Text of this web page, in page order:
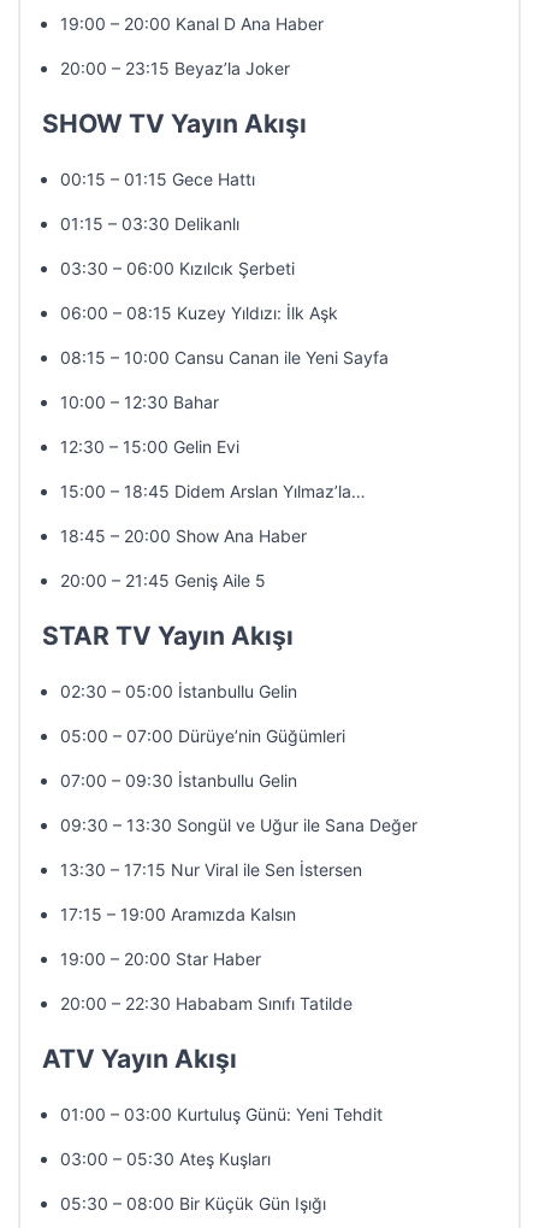
19:00 – 20:00 Kanal D Ana Haber
20:00 – 23:15 Beyaz’la Joker
SHOW TV Yayın Akışı
00:15 – 01:15 Gece Hattı
01:15 – 03:30 Delikanlı
03:30 – 06:00 Kızılcık Şerbeti
06:00 – 08:15 Kuzey Yıldızı: İlk Aşk
08:15 – 10:00 Cansu Canan ile Yeni Sayfa
10:00 – 12:30 Bahar
12:30 – 15:00 Gelin Evi
15:00 – 18:45 Didem Arslan Yılmaz’la…
18:45 – 20:00 Show Ana Haber
20:00 – 21:45 Geniş Aile 5
STAR TV Yayın Akışı
02:30 – 05:00 İstanbullu Gelin
05:00 – 07:00 Dürüye’nin Güğümleri
07:00 – 09:30 İstanbullu Gelin
09:30 – 13:30 Songül ve Uğur ile Sana Değer
13:30 – 17:15 Nur Viral ile Sen İstersen
17:15 – 19:00 Aramızda Kalsın
19:00 – 20:00 Star Haber
20:00 – 22:30 Hababam Sınıfı Tatilde
ATV Yayın Akışı
01:00 – 03:00 Kurtuluş Günü: Yeni Tehdit
03:00 – 05:30 Ateş Kuşları
05:30 – 08:00 Bir Küçük Gün Işığı